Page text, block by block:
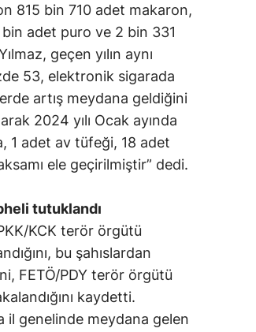
815 bin 710 adet makaron,
adet puro ve 2 bin 331
geçen yılın aynı
53, elektronik sigarada
artış meydana geldiğini
2024 yılı Ocak ayında
1 adet av tüfeği, 18 adet
ele geçirilmiştir” dedi.
tutuklandı
KCK terör örgütü
bu şahıslardan
FETÖ/PDY terör örgütü
kaydetti.
il genelinde meydana gelen